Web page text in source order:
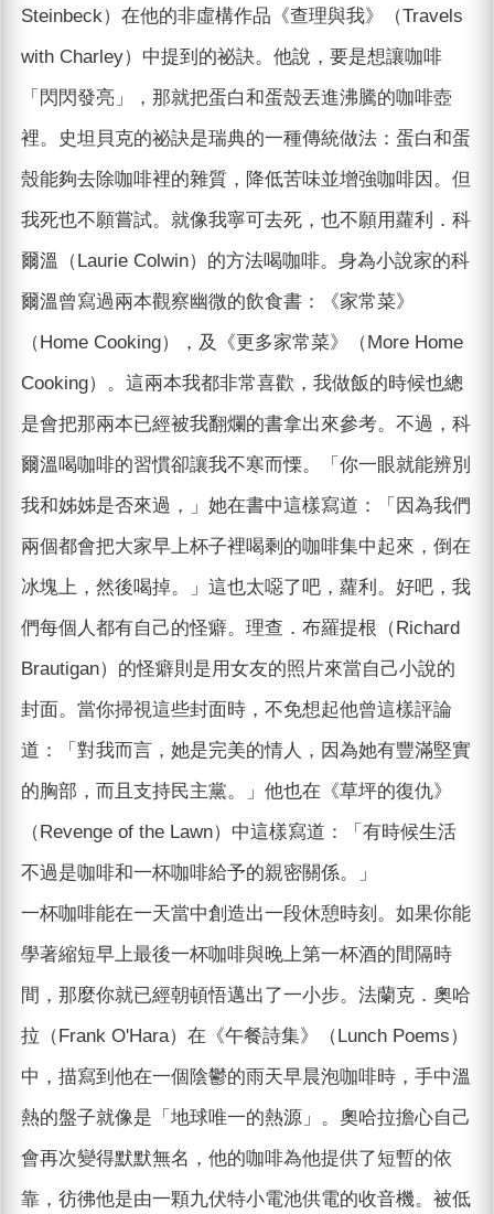
Steinbeck）在他的非虛構作品《查理與我》（Travels
with Charley）中提到的祕訣。他說，要是想讓咖啡
「閃閃發亮」，那就把蛋白和蛋殼丟進沸騰的咖啡壺
裡。史坦貝克的祕訣是瑞典的一種傳統做法：蛋白和蛋
殼能夠去除咖啡裡的雜質，降低苦味並增強咖啡因。但
我死也不願嘗試。就像我寧可去死，也不願用蘿利．科
爾溫（Laurie Colwin）的方法喝咖啡。身為小說家的科
爾溫曾寫過兩本觀察幽微的飲食書：《家常菜》
（Home Cooking），及《更多家常菜》（More Home
Cooking）。這兩本我都非常喜歡，我做飯的時候也總
是會把那兩本已經被我翻爛的書拿出來參考。不過，科
爾溫喝咖啡的習慣卻讓我不寒而慄。「你一眼就能辨別
我和姊姊是否來過，」她在書中這樣寫道：「因為我們
兩個都會把大家早上杯子裡喝剩的咖啡集中起來，倒在
冰塊上，然後喝掉。」這也太噁了吧，蘿利。好吧，我
們每個人都有自己的怪癖。理查．布羅提根（Richard
Brautigan）的怪癖則是用女友的照片來當自己小說的
封面。當你掃視這些封面時，不免想起他曾這樣評論
道：「對我而言，她是完美的情人，因為她有豐滿堅實
的胸部，而且支持民主黨。」他也在《草坪的復仇》
（Revenge of the Lawn）中這樣寫道：「有時候生活
不過是咖啡和一杯咖啡給予的親密關係。」
一杯咖啡能在一天當中創造出一段休憩時刻。如果你能
學著縮短早上最後一杯咖啡與晚上第一杯酒的間隔時
間，那麼你就已經朝頓悟邁出了一小步。法蘭克．奧哈
拉（Frank O'Hara）在《午餐詩集》（Lunch Poems）
中，描寫到他在一個陰鬱的雨天早晨泡咖啡時，手中溫
熱的盤子就像是「地球唯一的熱源」。奧哈拉擔心自己
會再次變得默默無名，他的咖啡為他提供了短暫的依
靠，彷彿他是由一顆九伏特小電池供電的收音機。被低